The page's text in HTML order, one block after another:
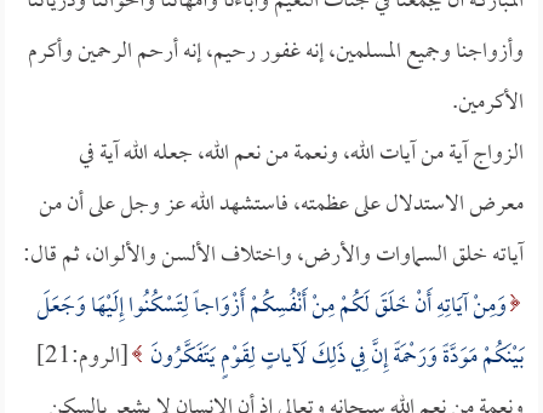
وأزواجنا وجميع المسلمين، إنه غفور رحيم، إنه أرحم الرحمين وأكرم
الأكرمين.
الزواج آية من آيات الله، ونعمة من نعم الله، جعله الله آية في
معرض الاستدلال على عظمته، فاستشهد الله عز وجل على أن من
آياته خلق السماوات والأرض، واختلاف الألسن والألوان، ثم قال:
وَمِنْ آيَاتِهِ أَنْ خَلَقَ لَكُمْ مِنْ أَنْفُسِكُمْ أَزْوَاجاً لِتَسْكُنُوا إِلَيْهَا وَجَعَلَ
بَيْنَكُمْ مَوَدَّةً وَرَحْمَةً إِنَّ فِي ذَلِكَ لَآياتٍ لِقَوْمٍ يَتَفَكَّرُونَ
[الروم:21]